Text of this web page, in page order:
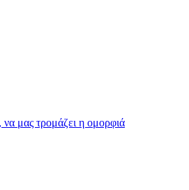
να μας τρομάζει η ομορφιά